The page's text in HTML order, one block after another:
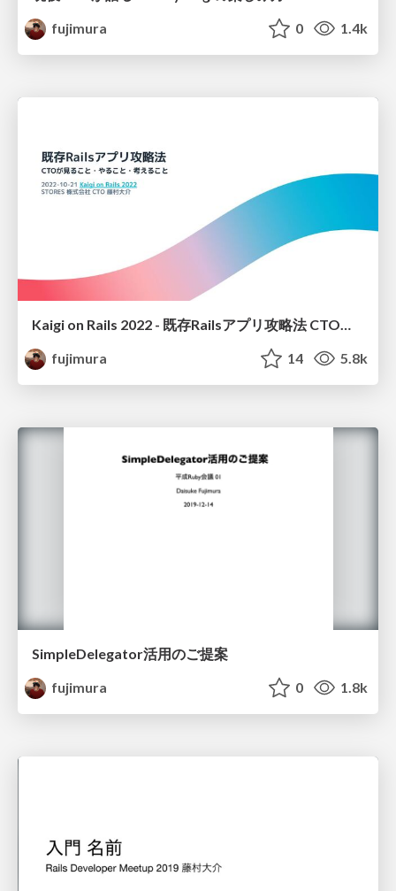
fujimura
0 1.4k
fujimura
14 5.8k
SimpleDelegator活用のご提案
fujimura
0 1.8k